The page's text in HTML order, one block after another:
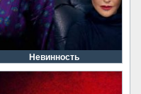
Невинность